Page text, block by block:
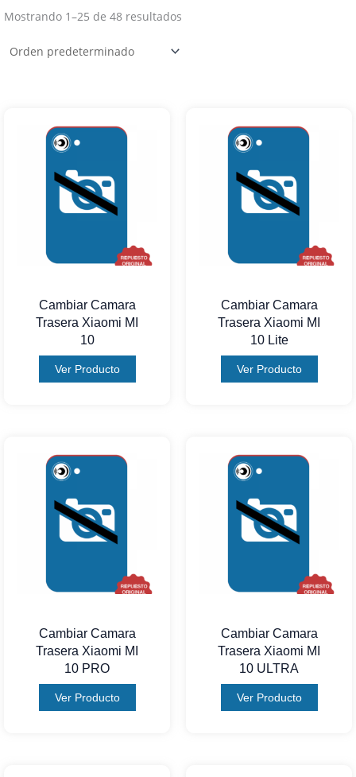
Mostrando 1–25 de 48 resultados
Cambiar Camara
Trasera Xiaomi MI
10
Ver Producto
Cambiar Camara
Trasera Xiaomi MI
10 Lite
Ver Producto
Cambiar Camara
Trasera Xiaomi MI
10 PRO
Ver Producto
Cambiar Camara
Trasera Xiaomi MI
10 ULTRA
Ver Producto